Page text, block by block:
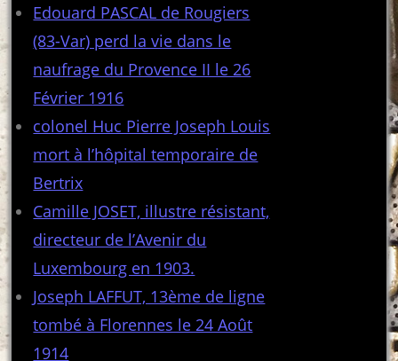
Edouard PASCAL de Rougiers
(83-Var) perd la vie dans le
naufrage du Provence II le 26
Février 1916
colonel Huc Pierre Joseph Louis
mort à l’hôpital temporaire de
Bertrix
Camille JOSET, illustre résistant,
directeur de l’Avenir du
Luxembourg en 1903.
Joseph LAFFUT, 13ème de ligne
tombé à Florennes le 24 Août
1914